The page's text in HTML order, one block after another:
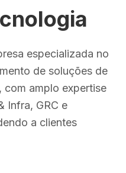
especializada no
de soluções de
com amplo expertise
Infra, GRC e
a clientes